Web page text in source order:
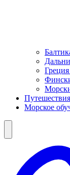
Путешествия
Морское